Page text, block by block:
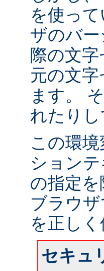
を使っ
ザのバ
際の文
元の文
ます。
れたり
この環
ション
の指定
ブラウ
を正し
セキュ